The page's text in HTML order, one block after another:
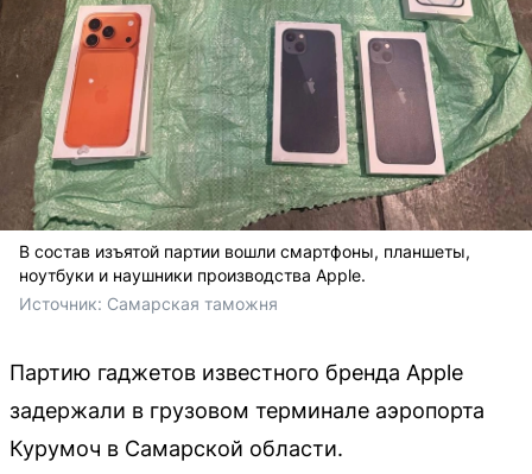
В состав изъятой партии вошли смартфоны, планшеты,
ноутбуки и наушники производства Apple.
Источник: Самарская таможня
Партию гаджетов известного бренда Apple
задержали в грузовом терминале аэропорта
Курумоч в Самарской области.